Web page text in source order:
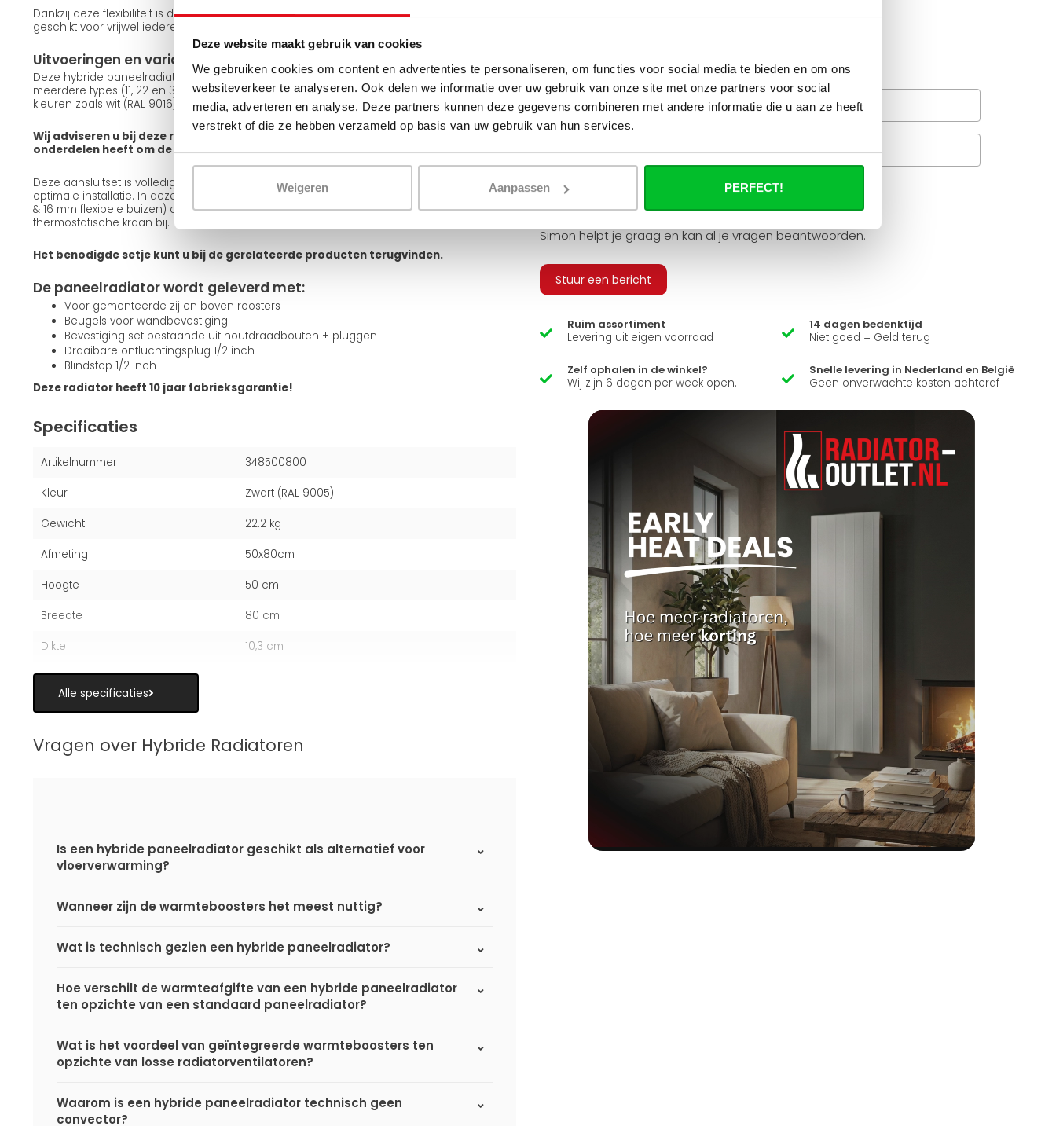
Deze website maakt gebruik van cookies
We gebruiken cookies om content en advertenties te personaliseren, om functies voor social media te bieden en om ons
websiteverkeer te analyseren. Ook delen we informatie over uw gebruik van onze site met onze partners voor social
media, adverteren en analyse. Deze partners kunnen deze gegevens combineren met andere informatie die u aan ze heeft
verstrekt of die ze hebben verzameld op basis van uw gebruik van hun services.
Weigeren Aanpassen PERFECT!
Dankzij deze flexibiliteit is de radiator eenvoudig aan te sluiten op bestaande leidingen en
geschikt voor vrijwel iedere installatiesituatie.
Uitvoeringen en varianten
Deze hybride paneelradiator is leverbaar in verschillende uitvoeringen. Je hebt keuze uit
meerdere types (11, 22 en 33), diverse frontafwerkingen zoals geribbeld, vlak of gegroefd, en
kleuren zoals wit (RAL 9016) en zwart (RAL 9005).
Wij adviseren u bij deze radiator een aansluitset mee te bestellen, zodat u alle
onderdelen heeft om de radiator op te hangen en aan te sluiten.
Deze aansluitset is volledig passend bij deze radiator en garandeert u zo een snelle en
optimale installatie. In deze set zitten alle onderdelen inclusief adapters (15 mm cv buizen
& 16 mm flexibele buizen) om de radiator aan te sluiten. Tevens zit er ook een luxe
thermostatische kraan bij.
Het benodigde setje kunt u bij de gerelateerde producten terugvinden.
De paneelradiator wordt geleverd met:
Voor gemonteerde zij en boven roosters
Beugels voor wandbevestiging
Bevestiging set bestaande uit houtdraadbouten + pluggen
Draaibare ontluchtingsplug 1/2 inch
Blindstop 1/2 inch
Deze radiator heeft 10 jaar fabrieksgarantie!
Specificaties
Artikelnummer 348500800
Kleur Zwart (RAL 9005)
Gewicht 22.2 kg
Afmeting 50x80cm
Hoogte 50 cm
Breedte 80 cm
Dikte 10,3 cm
Alle specificaties
Vragen over Hybride Radiatoren
Is een hybride paneelradiator geschikt als alternatief voor
vloerverwarming?
Wanneer zijn de warmteboosters het meest nuttig?
Wat is technisch gezien een hybride paneelradiator?
Hoe verschilt de warmteafgifte van een hybride paneelradiator
ten opzichte van een standaard paneelradiator?
Wat is het voordeel van geïntegreerde warmteboosters ten
opzichte van losse radiatorventilatoren?
Waarom is een hybride paneelradiator technisch geen
convector?
Wanneer bezorgt de
vrachtservice in uw regio?
Veelgestelde vragen
Heb je een vraag over dit product ?
Simon helpt je graag en kan al je vragen beantwoorden.
Stuur een bericht
Ruim assortiment
Levering uit eigen voorraad
14 dagen bedenktijd
Niet goed = Geld terug
Zelf ophalen in de winkel?
Wij zijn 6 dagen per week open.
Snelle levering in Nederland en België
Geen onverwachte kosten achteraf